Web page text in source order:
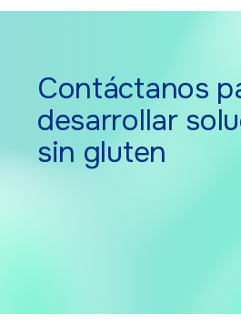
Contáctanos
desarrollar
sin gluten